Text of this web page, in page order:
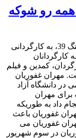
رو شوکه
مهران غفوریان بازیگری را با مجموعه طنز جنگ 39، به کارگردانی
کارگردانان
کمدین و فیلم
مهران غفوریان
دانشگاه آزاد
برای مهران
داد به طوریکه
غفوریان باعث
غفوریان می
در سوم شهریور